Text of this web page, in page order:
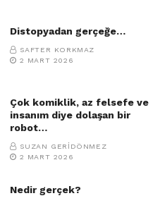
Distopyadan gerçeğe…
SAFTER KORKMAZ
2 MART 2026
Çok komiklik, az felsefe ve
insanım diye dolaşan bir
robot…
SUZAN GERIDÖNMEZ
2 MART 2026
Nedir gerçek?